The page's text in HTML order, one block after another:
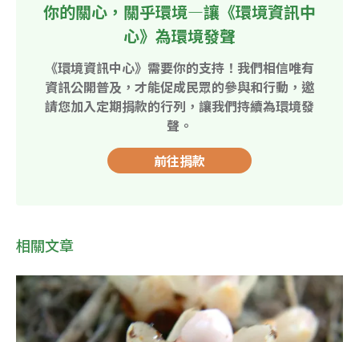
你的關心，關乎環境—讓《環境資訊中
心》為環境發聲
《環境資訊中心》需要你的支持！我們相信唯有
資訊公開普及，才能促成民眾的參與和行動，邀
請您加入定期捐款的行列，讓我們持續為環境發
聲。
前往捐款
相關文章